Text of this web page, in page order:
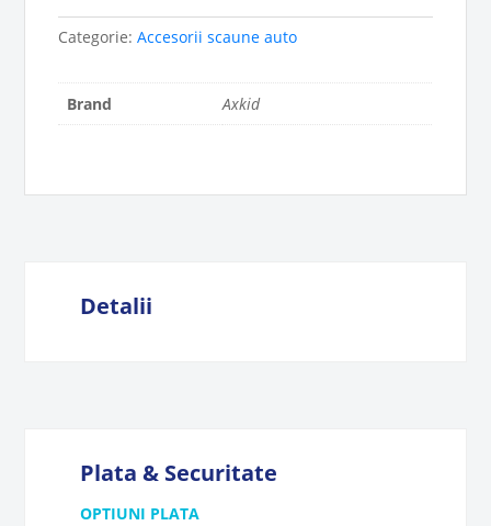
Modukid
Categorie:Accesorii scaune auto
Brand Axkid
Detalii
Plata & Securitate
OPTIUNI PLATA